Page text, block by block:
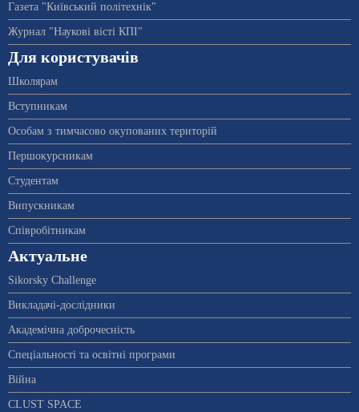
Газета "Київський політехнік"
Журнал "Наукові вісті КПІ"
Для користувачів
Школярам
Вступникам
Особам з тимчасово окупованих територій
Першокурсникам
Студентам
Випускникам
Співробітникам
Актуальне
Sikorsky Challenge
Викладачі-дослідники
Академічна доброчесність
Спеціальності та освітні програми
Війна
CLUST SPACE